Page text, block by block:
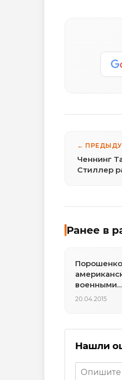
←
Ченнинг
Стиллер
Ранее в
военными
20.04.2015
Нашли